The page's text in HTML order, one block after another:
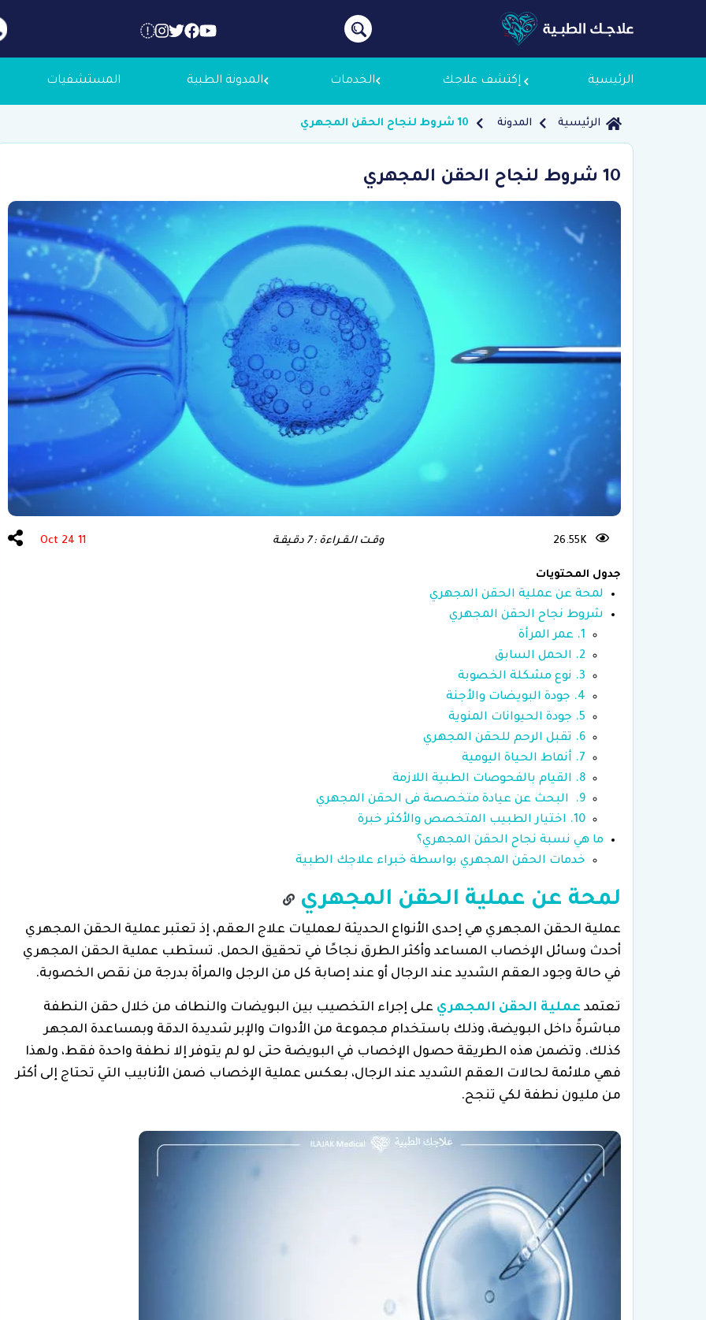
الرئيسية إكتشف علاجك
لماذا علاجك الطبية
سياسة التوظيف
الخدمات المدونة الطبية المستشفيات
الرئيسية المدونة 10 شروط لنجاح الحقن المجهري
10 شروط لنجاح الحقن المجهري
26.55K وقـت الـقـراءة : 7 دقـيقـة 11 Oct 24
جدول المحتويات
لمحة عن عملية الحقن المجهري
شروط نجاح الحقن المجهري
1. عمر المرأة
2. الحمل السابق
3. نوع مشكلة الخصوبة
4. جودة البويضات والأجنة
5. جودة الحيوانات المنوية
6. تقبل الرحم للحقن المجهري
7. أنماط الحياة اليومية
8. القيام بالفحوصات الطبية اللازمة
9. البحث عن عيادة متخصصة فى الحقن المجهري
10. اختيار الطبيب المتخصص والأكثر خبرة
ما هي نسبة نجاح الحقن المجهري؟
خدمات الحقن المجهري بواسطة خبراء علاجك الطبية
لمحة عن عملية الحقن المجهري
عملية الحقن المجهري هي إحدى الأنواع الحديثة لعمليات علاج العقم، إذ تعتبر عملية الحقن المجهري
أحدث وسائل الإخصاب المساعد وأكثر الطرق نجاحًا في تحقيق الحمل. تستطب عملية الحقن المجهري
في حالة وجود العقم الشديد عند الرجال أو عند إصابة كل من الرجل والمرأة بدرجة من نقص الخصوبة.
تعتمد عملية الحقن المجهري على إجراء التخصيب بين البويضات والنطاف من خلال حقن النطفة
مباشرةً داخل البويضة، وذلك باستخدام مجموعة من الأدوات والإبر شديدة الدقة وبمساعدة المجهر
كذلك. وتضمن هذه الطريقة حصول الإخصاب في البويضة حتى لو لم يتوفر إلا نطفة واحدة فقط، ولهذا
فهي ملائمة لحالات العقم الشديد عند الرجال، بعكس عملية الإخصاب ضمن الأنابيب التي تحتاج إلى أكثر
من مليون نطفة لكي تنجح.
تركيا
زراعة الشعر علاج الأسنان